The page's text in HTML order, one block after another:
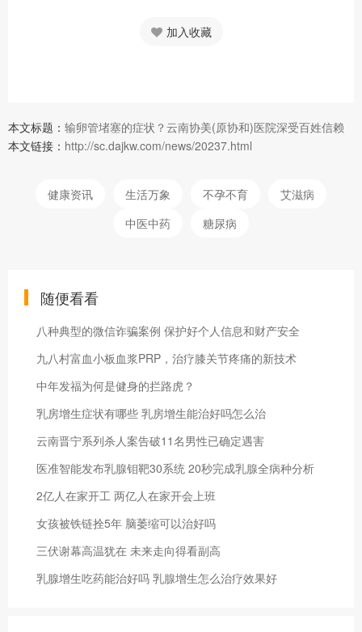
加入收藏
本文标题： 输卵管堵塞的症状？云南协美(原协和)医院深受百姓信赖
本文链接： http://sc.dajkw.com/news/20237.html
健康资讯 生活万象 不孕不育
艾滋病
中医中药
糖尿病
随便看看
八种典型的微信诈骗案例 保护好个人信息和财产安全
九八村富血小板血浆PRP，治疗膝关节疼痛的新技术
中年发福为何是健身的拦路虎？
乳房增生症状有哪些 乳房增生能治好吗怎么治
云南晋宁系列杀人案告破11名男性已确定遇害
医准智能发布乳腺钼靶30系统 20秒完成乳腺全病种分析
2亿人在家开工 两亿人在家开会上班
女孩被铁链拴5年 脑萎缩可以治好吗
三伏谢幕高温犹在 未来走向得看副高
乳腺增生吃药能治好吗 乳腺增生怎么治疗效果好